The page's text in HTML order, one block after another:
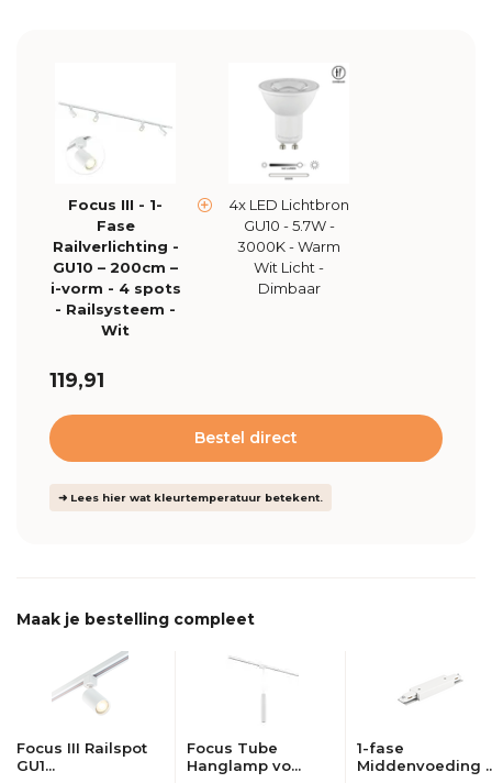
Focus III - 1-
Fase
Railverlichting -
GU10 – 200cm –
i-vorm - 4 spots
- Railsysteem -
Wit
4x LED Lichtbron
GU10 - 5.7W -
3000K - Warm
Wit Licht -
Dimbaar
119,91
Bestel direct
➜ Lees hier wat kleurtemperatuur betekent.
Maak je bestelling compleet
Focus III Railspot
GU1...
Focus Tube
Hanglamp vo...
1-fase
Middenvoeding